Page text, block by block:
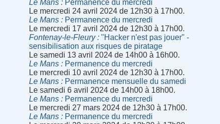
Le Mans
Permanence du mercredi
Le mercredi 24 avril 2024 de 12h30 à 17h00.
Le Mans
Permanence du mercredi
Le mercredi 17 avril 2024 de 12h30 à 17h00.
Fontenay-le-Fleury
"Hacker n'est pas jouer" -
sensibilisation aux risques de piratage
Le samedi 13 avril 2024 de 14h00 à 16h00.
Le Mans
Permanence du mercredi
Le mercredi 10 avril 2024 de 12h30 à 17h00.
Le Mans
Permanence mensuelle du samedi
Le samedi 6 avril 2024 de 14h00 à 18h00.
Le Mans
Permanence du mercredi
Le mercredi 27 mars 2024 de 12h30 à 17h00.
Le Mans
Permanence du mercredi